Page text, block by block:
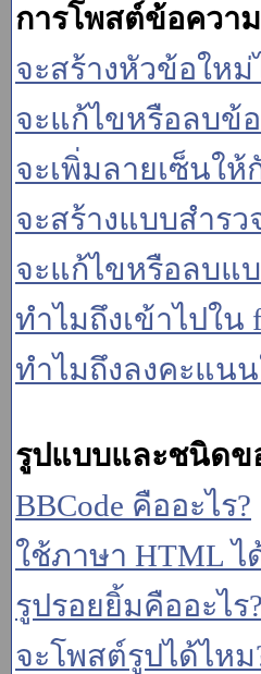
การโพสต์ข้อความ
จะสร้างหัวข้อใหม่
จะแก้ไขหรือลบข้
จะเพิ่มลายเซ็นใ
จะสร้างแบบสำรว
จะแก้ไขหรือลบแ
ทำไมถึงเข้าไปใน
ทำไมถึงลงคะแน
รูปแบบและชนิดข
BBCode คืออะไร?
ใช้ภาษา HTML ไ
รูปรอยยิ้มคืออะไร?
จะโพสต์รูปได้ไหม